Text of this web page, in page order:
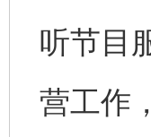
听节目
营工作